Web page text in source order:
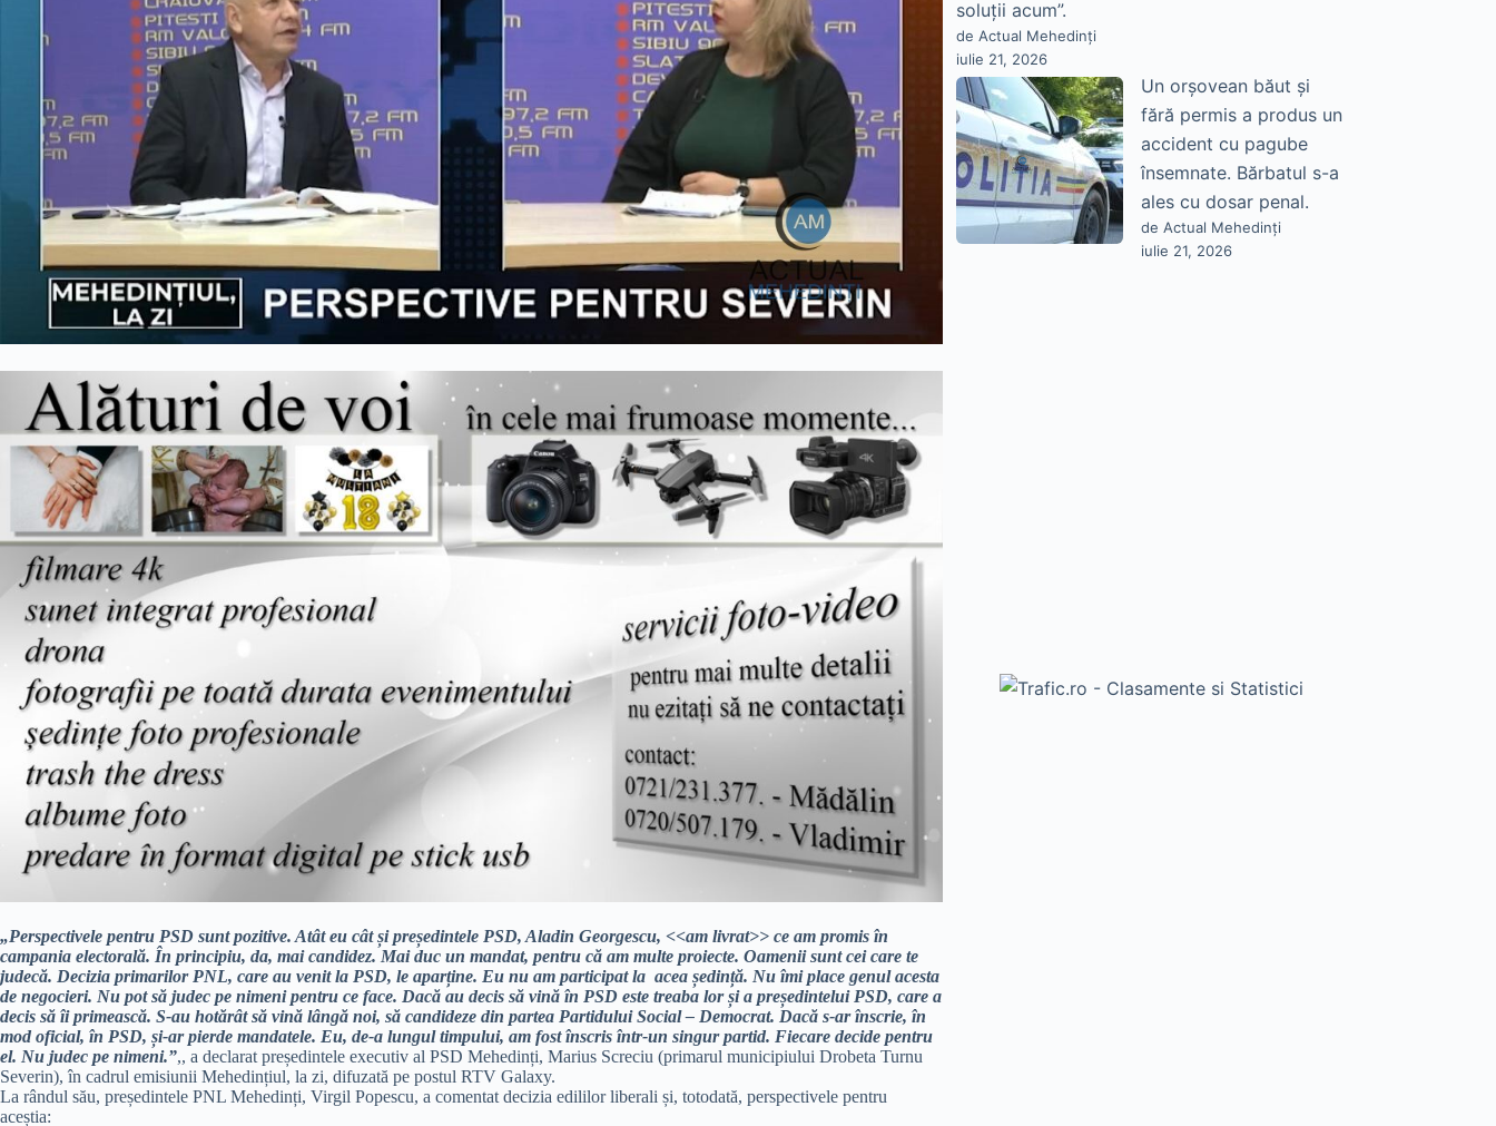
„Perspectivele pentru PSD sunt pozitive. Atât eu cât și președintele PSD, Aladin Georgescu, <<am livrat>> ce am promis în
campania electorală. În principiu, da, mai candidez. Mai duc un mandat, pentru că am multe proiecte. Oamenii sunt cei care te
judecă. Decizia primarilor PNL, care au venit la PSD, le aparține. Eu nu am participat la acea ședință. Nu îmi place genul acesta
de negocieri. Nu pot să judec pe nimeni pentru ce face. Dacă au decis să vină în PSD este treaba lor și a președintelui PSD, care a
decis să îi primească. S-au hotărât să vină lângă noi, să candideze din partea Partidului Social – Democrat. Dacă s-ar înscrie, în
mod oficial, în PSD, și-ar pierde mandatele. Eu, de-a lungul timpului, am fost înscris într-un singur partid. Fiecare decide pentru
el. Nu judec pe nimeni.”,, a declarat președintele executiv al PSD Mehedinți, Marius Screciu (primarul municipiului Drobeta Turnu
Severin), în cadrul emisiunii Mehedințiul, la zi, difuzată pe postul RTV Galaxy.
La rândul său, președintele PNL Mehedinți, Virgil Popescu, a comentat decizia edililor liberali și, totodată, perspectivele pentru
aceștia:
soluții acum”.
de Actual Mehedinți
iulie 21, 2026
Un orșovean băut și
fără permis a produs un
accident cu pagube
însemnate. Bărbatul s-a
ales cu dosar penal.
de Actual Mehedinți
iulie 21, 2026